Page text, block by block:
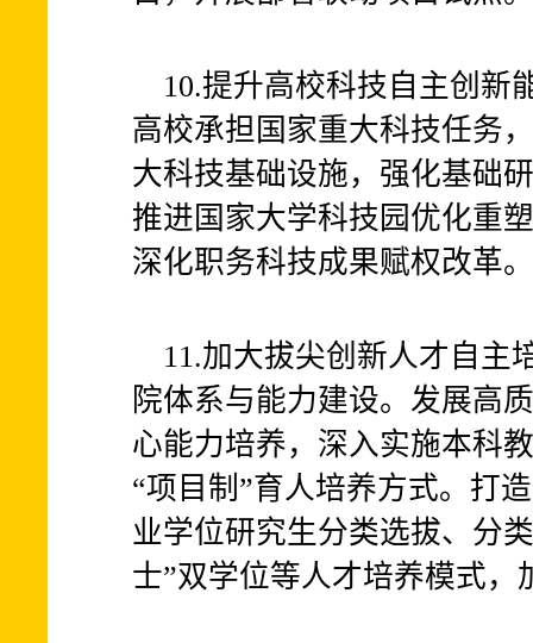
10.提升高校科技自主创新
高校承担国家重大科技任务
大科技基础设施，强化基础
推进国家大学科技园优化重
深化职务科技成果赋权改革。
11.加大拔尖创新人才自主
院体系与能力建设。发展高
心能力培养，深入实施本科
“项目制”育人培养方式。打
业学位研究生分类选拔、分
士”双学位等人才培养模式，